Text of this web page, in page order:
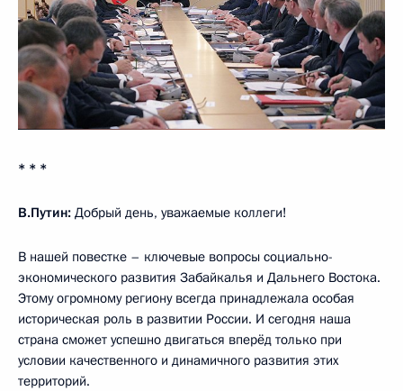
* * *
В.Путин: Добрый день, уважаемые коллеги!
В нашей повестке – ключевые вопросы социально-
экономического развития Забайкалья и Дальнего Востока.
Этому огромному региону всегда принадлежала особая
историческая роль в развитии России. И сегодня наша
страна сможет успешно двигаться вперёд только при
условии качественного и динамичного развития этих
территорий.